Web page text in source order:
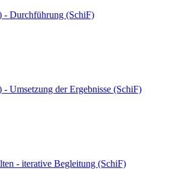
- Durchführung (SchiF)
Umsetzung der Ergebnisse (SchiF)
- iterative Begleitung (SchiF)